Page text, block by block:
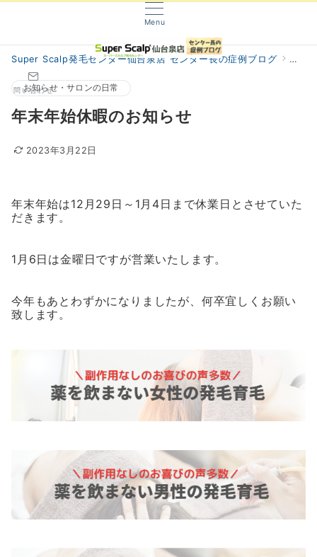
Menu
問い合わせ
Super Scalp発毛センター仙台泉店 センター長の症例ブログ 阿部
お知らせ・サロンの日常
年末年始休暇のお知らせ
2023年3月22日
年末年始は12月29日～1月4日まで休業日とさせていた
だきます。
1月6日は金曜日ですが営業いたします。
今年もあとわずかになりましたが、何卒宜しくお願い
致します。